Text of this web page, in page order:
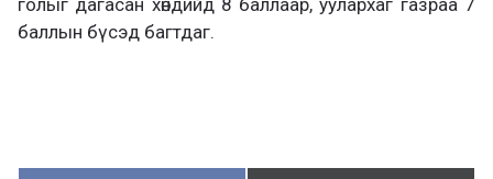
баллын бүсэд багтдаг.